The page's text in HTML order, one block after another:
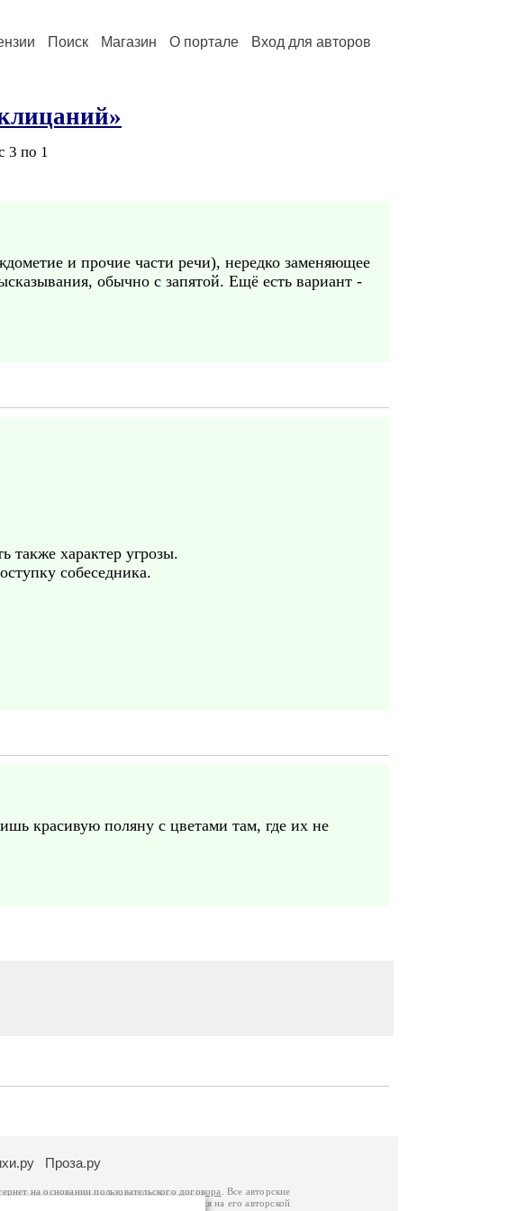
Поиск Магазин О портале Вход для авторов
3 по 1
и прочие части речи), нередко заменяющее
обычно с запятой. Ещё есть вариант -
также характер угрозы.
собеседника.
красивую поляну с цветами там, где их не
Проза.ру
на основаниипользовательского договора
. Все авторские
автора, к которому вы можете обратиться на его авторской